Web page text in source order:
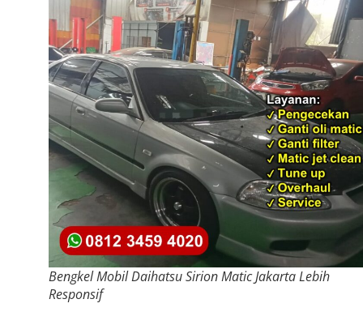
Bengkel Mobil Daihatsu Sirion Matic Jakarta Lebih
Responsif